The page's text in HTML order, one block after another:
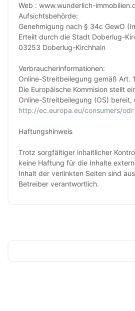
Web : www.wunderlich-
Aufsichtsbehörde:
Genehmigung nach § 34c GewO
Erteilt durch die Stadt Doberlug-
03253 Doberlug-Kirchhain
Verbraucherinformationen:
Online-Streitbeilegung gemäß Art.
Die Europäische Kommision stellt
Online-Streitbeilegung (OS) bereit,
http://ec.europa.eu/consumers/odr
Haftungshinweis
Trotz sorgfältiger inhaltlicher
keine Haftung für die Inhalte
Inhalt der verlinkten Seiten sind
Betreiber verantwortlich.